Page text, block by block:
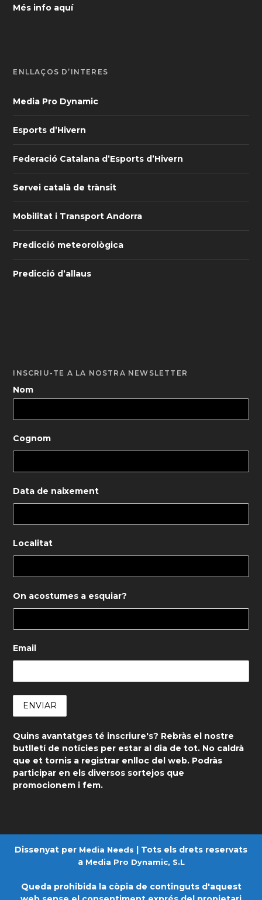
Més info aquí
ENLLAÇOS D’INTERÈS
Media Pro Dynamic
Esports d’Hivern
Federació Catalana d’Esports d’Hivern
Servei català de trànsit
Mobilitat i Transport Andorra
Predicció meteorològica
Predicció d’allaus
INSCRIU-TE A LA NOSTRA NEWSLETTER
Nom
Cognom
Data de naixement
Localitat
On acostumes a esquiar?
Email
Quins avantatges té inscriure's? Rebràs el nostre
butlletí de notícies per estar al dia de tot. No caldrà
que et tornis a registrar enlloc del web. Podràs
participar en els diversos sortejos que
promocionem i fem.
Dissenyat per Media Needs | Tots els drets reservats
a Media Pro Dynamic, S.L
Queda prohibida la còpia de continguts d'aquest